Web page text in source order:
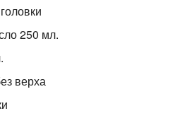
250 мл.
верха